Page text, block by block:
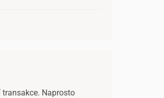
Naprosto